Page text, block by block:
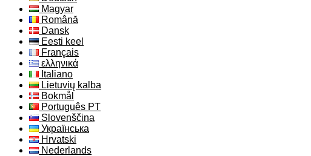
Magyar
Română
Dansk
Eesti keel
Français
ελληνικά
Italiano
Lietuvių kalba
Bokmål
Português PT
Slovenščina
Українська
Hrvatski
Nederlands